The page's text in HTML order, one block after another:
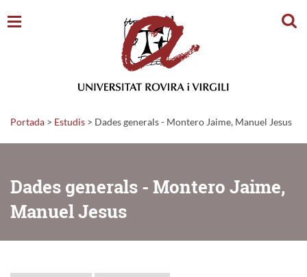
Portada > Estudis > Dades generals - Montero Jaime, Manuel Jesus
Dades generals - Montero Jaime,
Manuel Jesus